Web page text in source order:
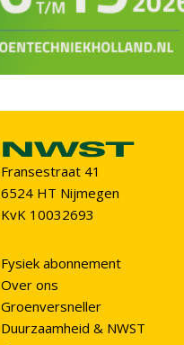
Fransestraat 41
6524 HT Nijmegen
KvK 10032693
Fysiek abonnement
Over ons
Groenversneller
Duurzaamheid & NWST